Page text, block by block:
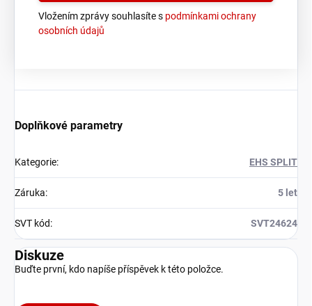
Vložením zprávy souhlasíte s podmínkami ochrany
osobních údajů
Doplňkové parametry
Kategorie: EHS SPLIT
Záruka: 5 let
SVT kód: SVT24624
Diskuze
Buďte první, kdo napíše příspěvek k této položce.